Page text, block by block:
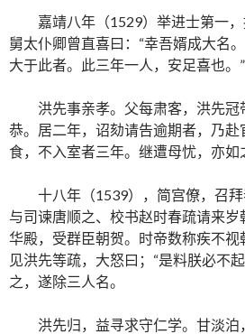
嘉靖八年（1529）举进士第一
舅太仆卿曾直喜曰：“幸吾婿成大名
大于此者。此三年一人，安足喜也。”
洪先事亲孝。父每肃客，洪先
恭。居二年，诏劾请告逾期者，乃
食，不入室者三年。继遭母忧，亦如
十八年（1539），简宫僚，召拜
与司谏唐顺之、校书赵时春疏请来
华殿，受群臣朝贺。时帝数称疾不视
见洪先等疏，大怒曰；“是料朕必不
之，遂除三人名。
洪先归，益寻求守仁学。甘淡泊